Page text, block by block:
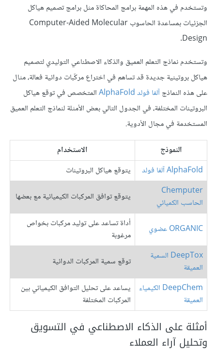
وتستخدم في هذه المهمة برامج المحاكاة مثل برامج تصميم هياكل
الجزئيات بمساعدة الحاسوب Computer-Aided Molecular
Design.
وتستخدم نماذج التعلم العميق والذكاء الاصطناعي التوليدي لتصميم
هياكل بروتينية جديدة قد تساهم في اختراع مركّبات دوائية فعالة، مثال
على هذه النماذجآلفا فولد AlphaFold
المتخصص في توقع هياكل
البروتينات المختلفة، في الجدول التالي بعض الأمثلة لنماذج التعلم العميق
المستخدمة في مجال الأدوية.
النموذج
الاستخدام
AlphaFold آلفا فولد
يتوقع هياكل البروتينات
Chemputer
الحاسب الكميائي
يتوقع توافق المركبات الكيميائية مع بعضها
ORGANIC عضوي
أداة تساعد على توليد مركبات بخواص
مرغوبة
DeepTox السمية
العميقة
توقع سمية المركبات الدوائية
DeepChem الكيمياء
العميقة
يساعد على تحليل التوافق الكيميائي بين
المركبات المختلفة
أمثلة على الذكاء الاصطناعي في التسويق
وتحليل آراء العملاء